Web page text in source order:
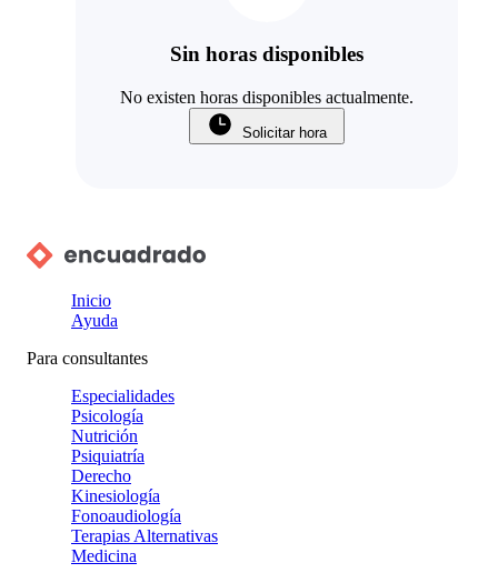
Sin horas disponibles
No existen horas disponibles actualmente.
Solicitar hora
Inicio
Ayuda
Para consultantes
Especialidades
Psicología
Nutrición
Psiquiatría
Derecho
Kinesiología
Fonoaudiología
Terapias Alternativas
Medicina